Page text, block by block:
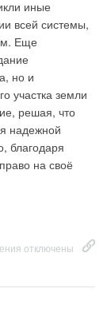
иные
всей системы,
Еще
но и
участка земли
решая, что
надежной
благодаря
на своё
отключены